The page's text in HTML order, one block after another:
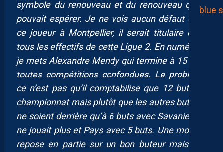
symbole du renouveau et du renouveau qu’on
pouvait espérer. Je ne vois aucun défaut chez
ce joueur à Montpellier, il serait titulaire dans
tous les effectifs de cette Ligue 2. En numéro 2,
je mets Alexandre Mendy qui termine à 15 buts
toutes compétitions confondues. Le problème
ce n’est pas qu’il comptabilise que 12 buts en
championnat mais plutôt que les autres buteurs
ne soient derrière qu’à 6 buts avec Savanier qui
ne jouait plus et Pays avec 5 buts. Une montée
repose en partie sur un bon buteur mais pas